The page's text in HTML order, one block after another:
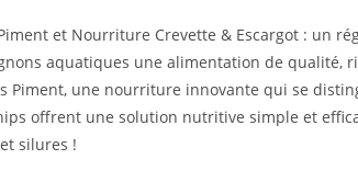
et Nourriture Crevette & Escargot : un
aquatiques une alimentation de qualité,
Piment, une nourriture innovante qui se
offrent une solution nutritive simple et
silures !